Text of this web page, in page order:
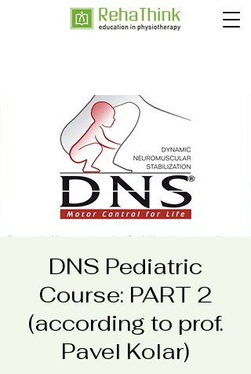
DNS Pediatric
Course: PART 2
(according to prof.
Pavel Kolar)